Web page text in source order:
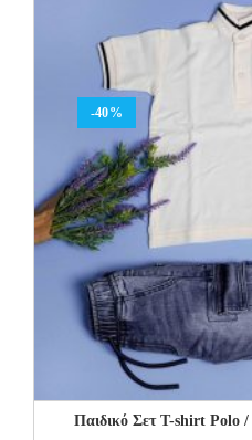
-40%
Παιδικό Σετ Τ-shirt Polo /